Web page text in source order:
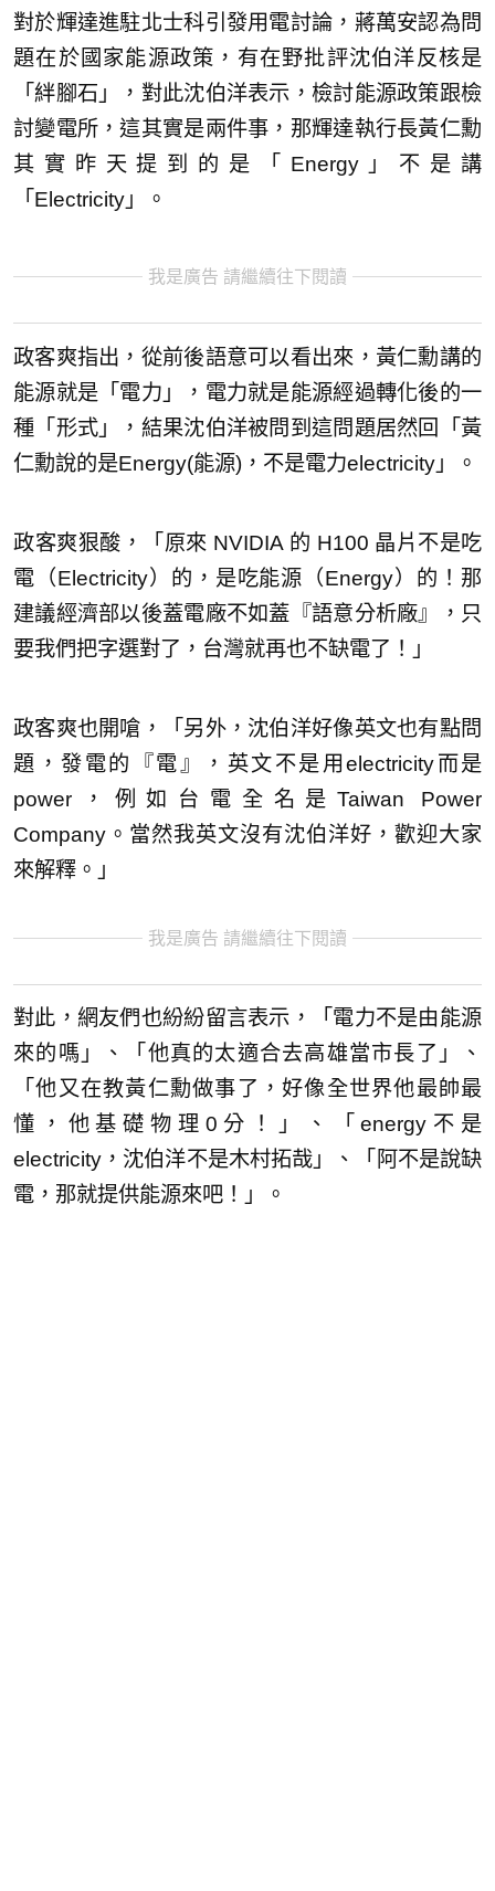
對於輝達進駐北士科引發用電討論，蔣萬安認為問
題在於國家能源政策，有在野批評沈伯洋反核是
「絆腳石」，對此沈伯洋表示，檢討能源政策跟檢
討變電所，這其實是兩件事，那輝達執行長黃仁勳
其實昨天提到的是「Energy」不是講
「Electricity」。
我是廣告 請繼續往下閱讀
政客爽指出，從前後語意可以看出來，黃仁勳講的
能源就是「電力」，電力就是能源經過轉化後的一
種「形式」，結果沈伯洋被問到這問題居然回「黃
仁勳說的是Energy(能源)，不是電力electricity」。
政客爽狠酸，「原來 NVIDIA 的 H100 晶片不是吃
電（Electricity）的，是吃能源（Energy）的！那
建議經濟部以後蓋電廠不如蓋『語意分析廠』，只
要我們把字選對了，台灣就再也不缺電了！」
政客爽也開嗆，「另外，沈伯洋好像英文也有點問
題，發電的『電』，英文不是用electricity而是
power，例如台電全名是Taiwan Power
Company。當然我英文沒有沈伯洋好，歡迎大家
來解釋。」
我是廣告 請繼續往下閱讀
對此，網友們也紛紛留言表示，「電力不是由能源
來的嗎」、「他真的太適合去高雄當市長了」、
「他又在教黃仁勳做事了，好像全世界他最帥最
懂，他基礎物理0分！」、「energy不是
electricity，沈伯洋不是木村拓哉」、「阿不是說缺
電，那就提供能源來吧！」。